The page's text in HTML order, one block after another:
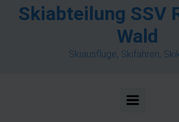
Skiabteilung SSV
Wald
Skiausflüge, Skifahren,